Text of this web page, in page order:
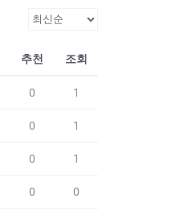
추천 조회
0 1
0 1
0 1
0 0